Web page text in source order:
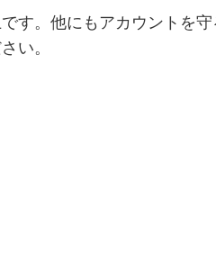
す。他にもアカウントを
い。